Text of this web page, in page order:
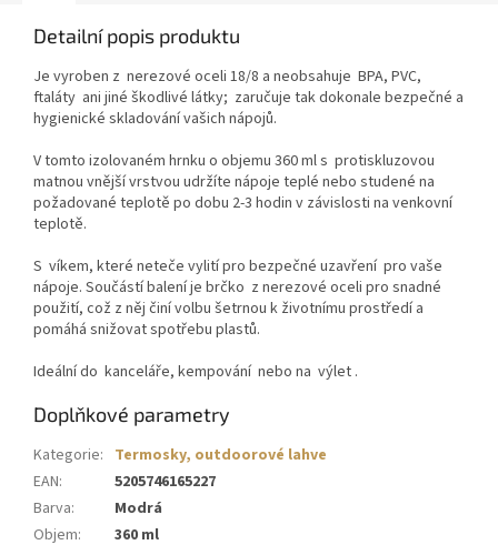
Detailní popis produktu
Je vyroben z nerezové oceli 18/8 a neobsahuje BPA, PVC,
ftaláty ani jiné škodlivé látky; zaručuje tak dokonale bezpečné a
hygienické skladování vašich nápojů.
V tomto izolovaném hrnku o objemu 360 ml s protiskluzovou
matnou vnější vrstvou udržíte nápoje teplé nebo studené na
požadované teplotě po dobu 2-3 hodin v závislosti na venkovní
teplotě.
S víkem, které neteče vylití pro bezpečné uzavřenípro vaše
nápoje. Součástí balení je brčko z nerezové oceli pro snadné
použití, což z něj činí volbu šetrnou k životnímu prostředí a
pomáhá snižovat spotřebu plastů.
Ideální do kanceláře, kempování nebo na výlet .
Doplňkové parametry
Kategorie: Termosky, outdoorové lahve
EAN:
5205746165227
Barva:
Modrá
Objem: 360 ml